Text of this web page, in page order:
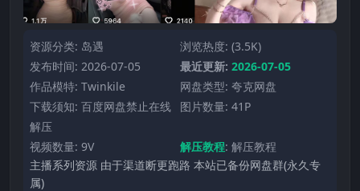
资源分类: 岛遇
浏览热度: (3.5K)
发布时间: 2026-07-05
最近更新: 2026-07-05
作品模特: Twinkile
网盘类型: 夸克网盘
下载须知: 百度网盘禁止在线
解压
图片数量: 41P
视频数量: 9V 解压教程: 解压教程
主播系列资源 由于渠道断更跑路 本站已备份网盘群(永久专
属)